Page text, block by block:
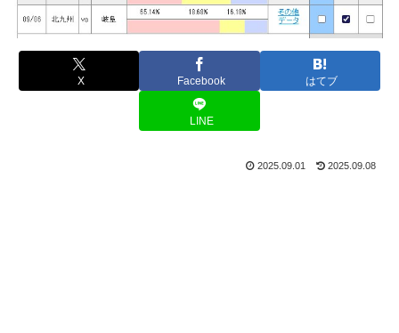
X Facebook はてブ
LINE
2025.09.01 2025.09.08